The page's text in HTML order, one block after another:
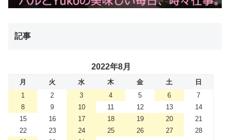
記事
2022年8月
月 火 水 木 金 土
日
1
2 3 4 5 6
7
8
9 10 11 12 13
14
15
16 17 18 19 20
21
22
23 24 25 26 27
28